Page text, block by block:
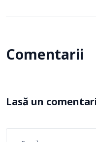
Comentarii
Lasă un